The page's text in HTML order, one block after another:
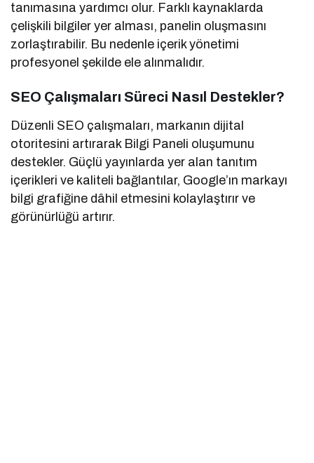
tanımasına yardımcı olur. Farklı kaynaklarda
çelişkili bilgiler yer alması, panelin oluşmasını
zorlaştırabilir. Bu nedenle içerik yönetimi
profesyonel şekilde ele alınmalıdır.
SEO Çalışmaları Süreci Nasıl Destekler?
Düzenli SEO çalışmaları, markanın dijital
otoritesini artırarak Bilgi Paneli oluşumunu
destekler. Güçlü yayınlarda yer alan tanıtım
içerikleri ve kaliteli bağlantılar, Google’ın markayı
bilgi grafiğine dâhil etmesini kolaylaştırır ve
görünürlüğü artırır.